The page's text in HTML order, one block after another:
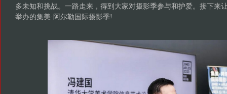
多未知和挑战。一路走来，得到大家对摄影季参与和护爱。接下来
举办的集美·阿尔勒国际摄影季!